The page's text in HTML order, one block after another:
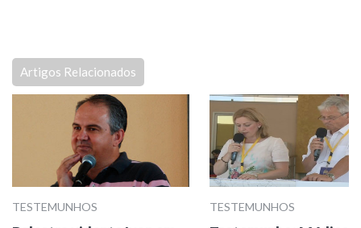
Artigos Relacionados
TESTEMUNHOS TESTEMUNHOS